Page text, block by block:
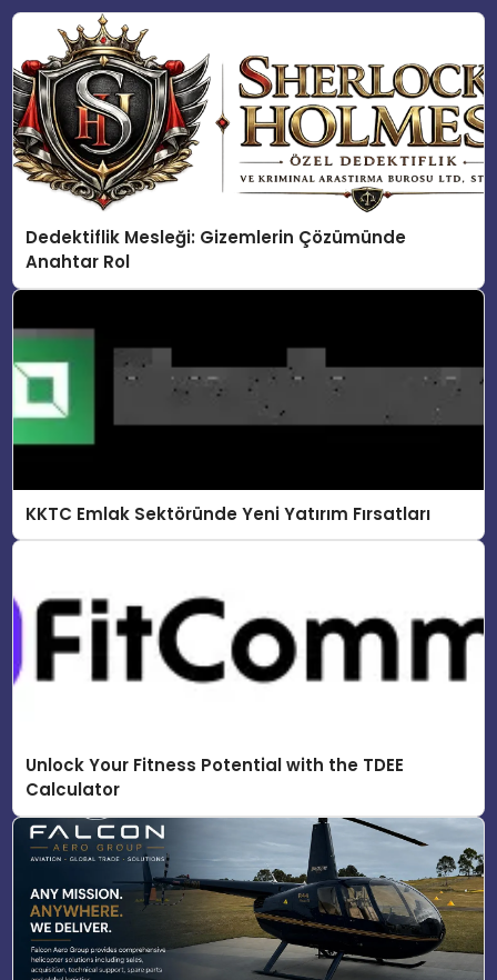
Dedektiflik Mesleği: Gizemlerin Çözümünde
Anahtar Rol
KKTC Emlak Sektöründe Yeni Yatırım Fırsatları
Unlock Your Fitness Potential with the TDEE
Calculator